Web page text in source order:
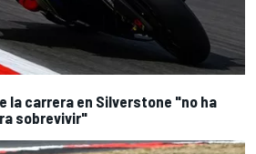
la carrera en Silverstone "no ha
sobrevivir"